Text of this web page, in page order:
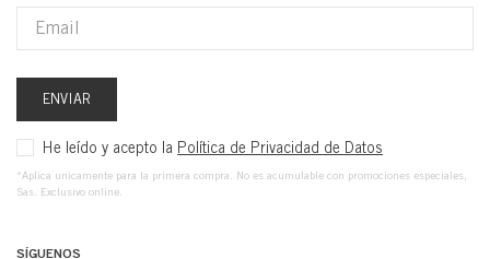
ENVIAR
He leído y acepto la Política de Privacidad de Datos
*Aplica unicamente para la primera compra. No es acumulable con promociones especiales,
Sas. Exclusivo online.
SÍGUENOS